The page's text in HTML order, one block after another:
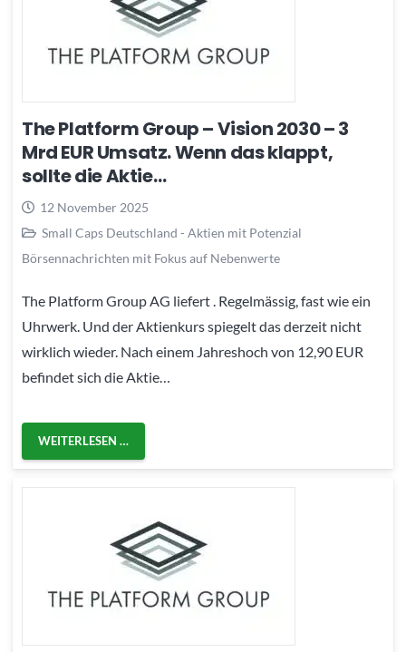
The Platform Group – Vision 2030 – 3
Mrd EUR Umsatz. Wenn das klappt,
sollte die Aktie…
12 November 2025
Small Caps Deutschland - Aktien mit Potenzial
Börsennachrichten mit Fokus auf Nebenwerte
The Platform Group AG liefert . Regelmässig, fast wie ein
Uhrwerk. Und der Aktienkurs spiegelt das derzeit nicht
wirklich wieder. Nach einem Jahreshoch von 12,90 EUR
befindet sich die Aktie…
WEITERLESEN …